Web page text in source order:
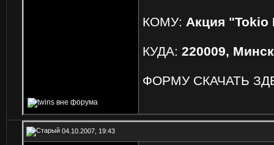
КОМУ: Акция "Tokio
КУДА: 220009,
ФОРМУ СКАЧАТЬ
04.10.2007, 19:43